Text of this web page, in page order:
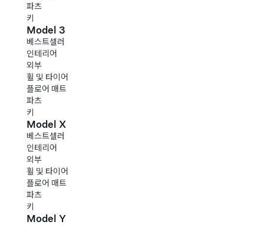
파츠
키
Model 3
베스트셀러
인테리어
외부
휠 및 타이어
플로어 매트
파츠
키
Model X
베스트셀러
인테리어
외부
휠 및 타이어
플로어 매트
파츠
키
Model Y